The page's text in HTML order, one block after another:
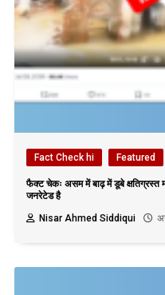
Fact Check hi Featured
फैक्ट चेकः असम में बाढ़ में डूबे क्षतिग्रस्त
जनरेटेड है
Nisar Ahmed Siddiqui